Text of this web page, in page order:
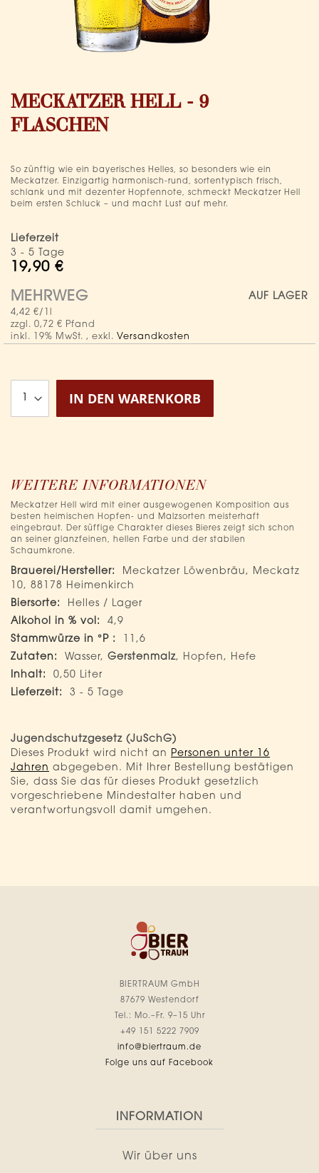
MECKATZER HELL - 9
FLASCHEN
Lieferzeit
3 - 5 Tage
19,90 €
MEHRWEG
4,42 €/1l
0,72 €
inkl. 19% MwSt. , exkl. Versandkosten
AUF LAGER
IN DEN WARENKORB
So zünftig wie ein bayerisches Helles, so besonders wie ein
Meckatzer. Einzigartig harmonisch-rund, sortentypisch frisch,
schlank und mit dezenter Hopfennote, schmeckt Meckatzer Hell
beim ersten Schluck – und macht Lust auf mehr.
der
Bildergalerie
springen
WEITERE INFORMATIONEN
Meckatzer Hell wird mit einer ausgewogenen Komposition aus
besten heimischen Hopfen- und Malzsorten meisterhaft
eingebraut. Der süffige Charakter dieses Bieres zeigt sich schon
an seiner glanzfeinen, hellen Farbe und der stabilen
Schaumkrone.
Mehr
Informationen
Meckatzer Löwenbräu, Meckatz
10, 88178 Heimenkirch
Helles / Lager
4,9
11,6
Wasser, Gerstenmalz, Hopfen, Hefe
0,50 Liter
3 - 5 Tage
Jugendschutzgesetz (JuSchG)
Dieses Produkt wird nicht an Personen unter 16
Jahren abgegeben. Mit Ihrer Bestellung bestätigen
Sie, dass Sie das für dieses Produkt gesetzlich
vorgeschriebene Mindestalter haben und
verantwortungsvoll damit umgehen.
BIERTRAUM GmbH
87679 Westendorf
Tel.: Mo.–Fr. 9–15 Uhr
+49 151 5222 7909
info@biertraum.de
Folge uns auf Facebook
INFORMATION
Wir über uns